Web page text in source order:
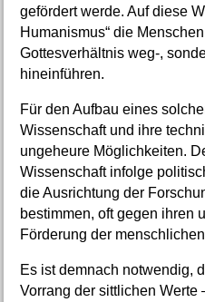
gefördert werde. Auf diese
Humanismus“ die
Gottesverhältnis weg-,
hineinführen.
Für den Aufbau eines
Wissenschaft und ihre
ungeheure Möglichkeiten.
Wissenschaft infolge
die Ausrichtung der
bestimmen, oft gegen ihren
Förderung der
Es ist demnach notwendig,
Vorrang der sittlichen Werte